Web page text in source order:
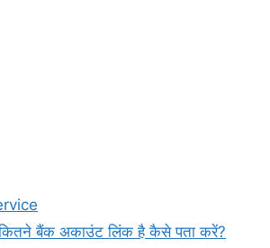
कितने बैंक अकाउंट लिंक है कैसे पता करें?